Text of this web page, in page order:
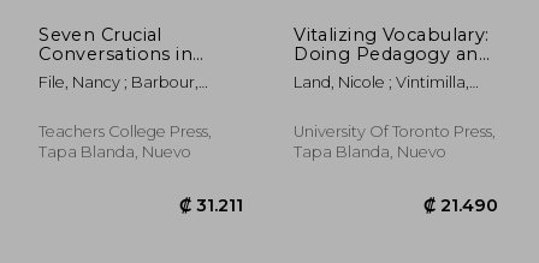
Seven Crucial
Conversations in
Early Childhood
Education: Where
Why Does It Matter?
(en Inglés)
File, Nancy ; Barbour,
Andrew J.
Teachers College Press,
Tapa Blanda, Nuevo
Vitalizing Vocabulary:
Doing Pedagogy and
Language in Early
Childhood Education
Land, Nicole ; Vintimilla,
University Of Toronto Press,
Tapa Blanda, Nuevo